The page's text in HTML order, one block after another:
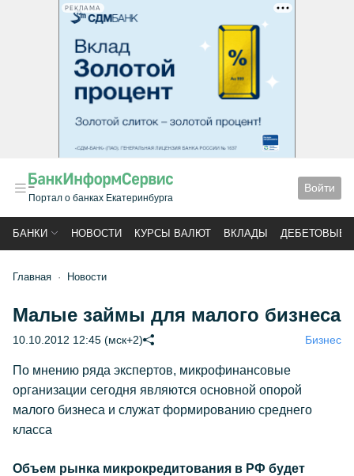
РЕКЛАМА
Портал о банках Екатеринбурга
Войти
БАНКИ НОВОСТИ КУРСЫ ВАЛЮТ ВКЛАДЫ ДЕБЕТОВЫЕ
Главная Новости
Малые займы для малого бизнеса
10.10.2012 12:45 (мск+2) Бизнес
По мнению ряда экспертов, микрофинансовые
организации сегодня являются основной опорой
малого бизнеса и служат формированию среднего
класса
Объем рынка микрокредитования в РФ будет